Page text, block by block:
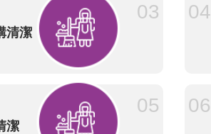
清潔
03 04
潔
05 06